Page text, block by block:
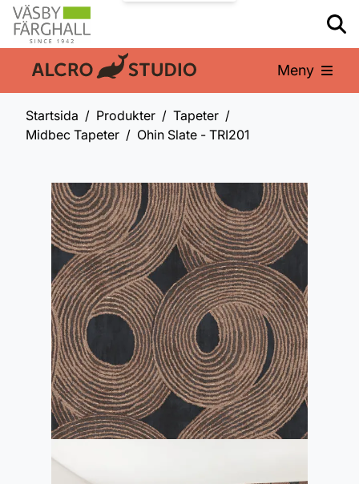
En del av: Meny
Startsida Produkter
Tapeter
Midbec Tapeter
Ohin Slate - TRI201